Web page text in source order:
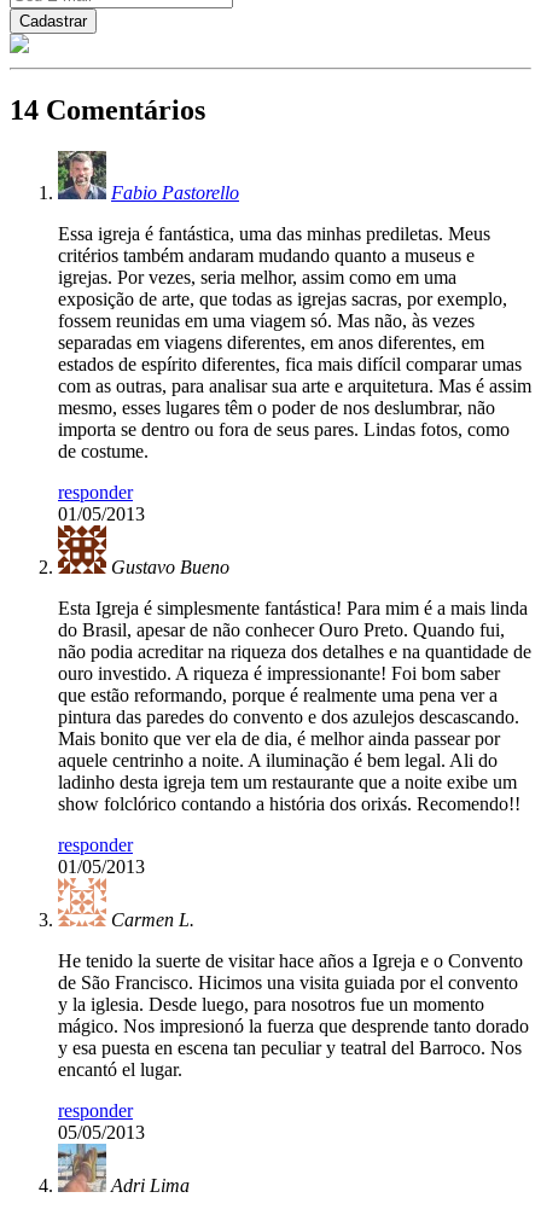
14 Comentários
Fabio Pastorello
Essa igreja é fantástica, uma das minhas prediletas. Meus
critérios também andaram mudando quanto a museus e
igrejas. Por vezes, seria melhor, assim como em uma
exposição de arte, que todas as igrejas sacras, por exemplo,
fossem reunidas em uma viagem só. Mas não, às vezes
separadas em viagens diferentes, em anos diferentes, em
estados de espírito diferentes, fica mais difícil comparar umas
com as outras, para analisar sua arte e arquitetura. Mas é assim
mesmo, esses lugares têm o poder de nos deslumbrar, não
importa se dentro ou fora de seus pares. Lindas fotos, como
de costume.
responder
01/05/2013
Gustavo Bueno
Esta Igreja é simplesmente fantástica! Para mim é a mais linda
do Brasil, apesar de não conhecer Ouro Preto. Quando fui,
não podia acreditar na riqueza dos detalhes e na quantidade de
ouro investido. A riqueza é impressionante! Foi bom saber
que estão reformando, porque é realmente uma pena ver a
pintura das paredes do convento e dos azulejos descascando.
Mais bonito que ver ela de dia, é melhor ainda passear por
aquele centrinho a noite. A iluminação é bem legal. Ali do
ladinho desta igreja tem um restaurante que a noite exibe um
show folclórico contando a história dos orixás. Recomendo!!
responder
01/05/2013
Carmen L.
He tenido la suerte de visitar hace años a Igreja e o Convento
de São Francisco. Hicimos una visita guiada por el convento
y la iglesia. Desde luego, para nosotros fue un momento
mágico. Nos impresionó la fuerza que desprende tanto dorado
y esa puesta en escena tan peculiar y teatral del Barroco. Nos
encantó el lugar.
responder
05/05/2013
Adri Lima